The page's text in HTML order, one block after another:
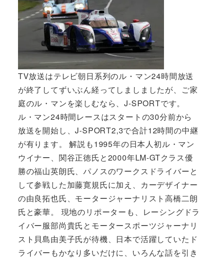
TV放送はテレビ朝日系列のル・マン24時間放送
が終了してずいぶん経ってしましましたが、ご家
庭のル・マンを楽しむなら、J-SPORTです。
ル・マン24時間レースはスタートの30分前から
放送を開始し、J-SPORT2,3で合計12時間の中継
が有ります。 解説も1995年の日本人初ル・マン
ウイナー、関谷正徳氏と2000年LM-GTクラス優
勝の福山英朗氏、パノスのワークスドライバーと
して参戦した加藤寛規氏に加え、カーデザイナー
の由良拓也氏、モータージャーナリスト高橋二朗
氏と豪華。 現地のリポーターも、レーシングドラ
イバー服部尚貴氏とモータースポーツジャーナリ
スト貝島由美子氏が待機、日本で活躍していたド
ライバーもかなり多いだけに、いろんな話を引き